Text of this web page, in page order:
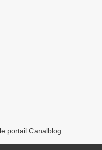
portail Canalblog